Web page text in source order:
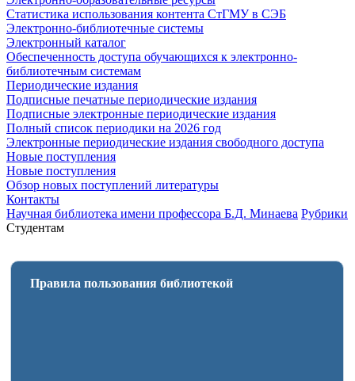
Статистика использования контента СтГМУ в СЭБ
Электронно-библиотечные системы
Электронный каталог
Обеспеченность доступа обучающихся к электронно-
библиотечным системам
Периодические издания
Подписные печатные периодические издания
Подписные электронные периодические издания
Полный список периодики на 2026 год
Электронные периодические издания свободного доступа
Новые поступления
Новые поступления
Обзор новых поступлений литературы
Контакты
Научная библиотека имени профессора Б.Д. Минаева Рубрики
Студентам
Правила пользования библиотекой